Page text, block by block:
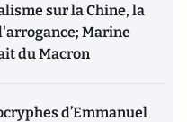
sur la Chine, la
Marine
du Macron
d’Emmanuel